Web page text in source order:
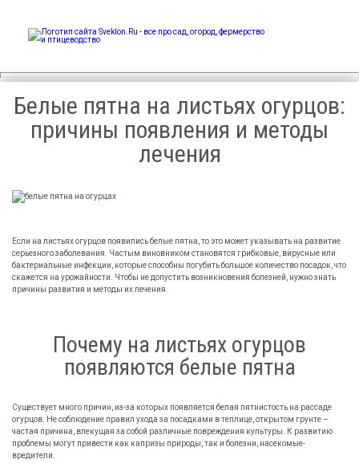
огород, фермерство и
птицеводство
Белые пятна на листьях огурцов:
причины появления и методы
лечения
Если на листьях огурцов появились белые пятна, то это может указывать на развитие
серьезного заболевания. Частым виновником становятся грибковые, вирусные или
бактериальные инфекции, которые способны погубить большое количество посадок, что
скажется на урожайности. Чтобы не допустить возникновения болезней, нужно знать
причины развития и методы их лечения.
Почему на листьях огурцов
появляются белые пятна
Существует много причин, из-за которых появляется белая пятнистость на рассаде
огурцов. Не соблюдение правил ухода за посадками в теплице, открытом грунте –
частая причина, влекущая за собой различные повреждения культуры. К развитию
проблемы могут привести как капризы природы, так и болезни, насекомые-
вредители.